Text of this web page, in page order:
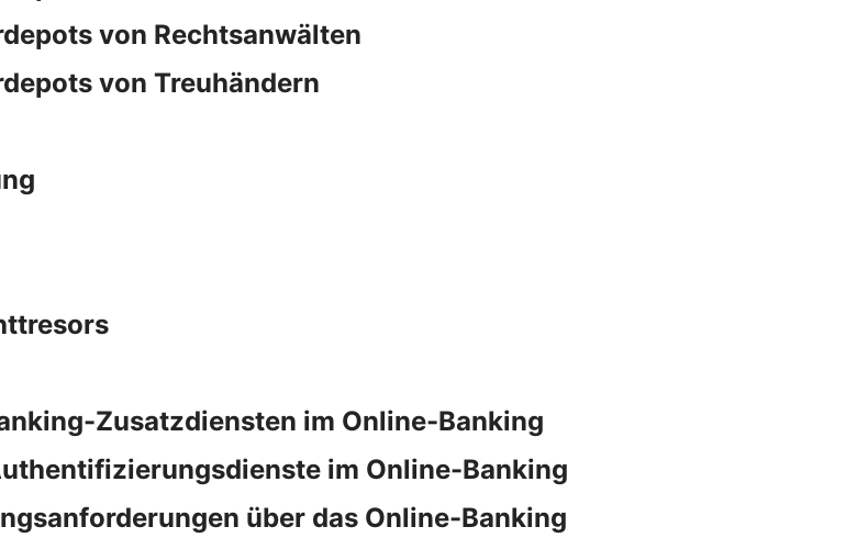
von Rechtsanwälten
von Treuhändern
Zusatzdiensten im Online-Banking
im Online-Banking
über das Online-Banking